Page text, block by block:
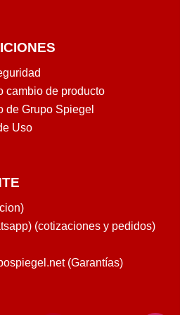
cambio de producto
de Grupo Spiegel
Uso
(cotizaciones y pedidos)
(Garantías)